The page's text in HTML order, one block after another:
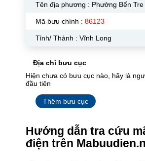
Tên địa phương : Phường Bến Tre
Mã bưu chính : 86123
Tỉnh/ Thành : Vĩnh Long
Địa chỉ bưu cục
Hiện chưa có bưu cục nào, hãy là
đầu tiên
Thêm bưu cục
Hướng dẫn tra cứu
điện trên